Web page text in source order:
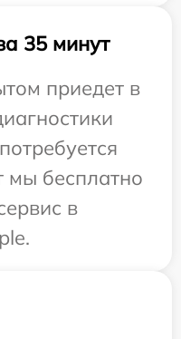
35 минут
приедет в
мы бесплатно
в